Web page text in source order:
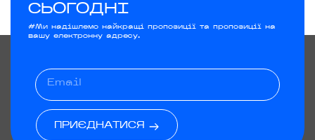
СЬОГОДНІ
#Ми надішлемо найкращі пропозиції та пропозиції на
вашу електронну адресу.
ПРИЄДНАТИСЯ